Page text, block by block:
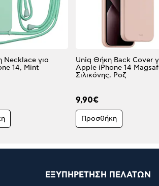
Necklace για
14, Mint
Uniq Θήκη Back Cover
Apple iPhone 14
Σιλικόνης, Ροζ
9,90€
Προσθήκη
ΕΞΥΠΗΡΕΤΗΣΗ ΠΕΛΑΤΩΝ